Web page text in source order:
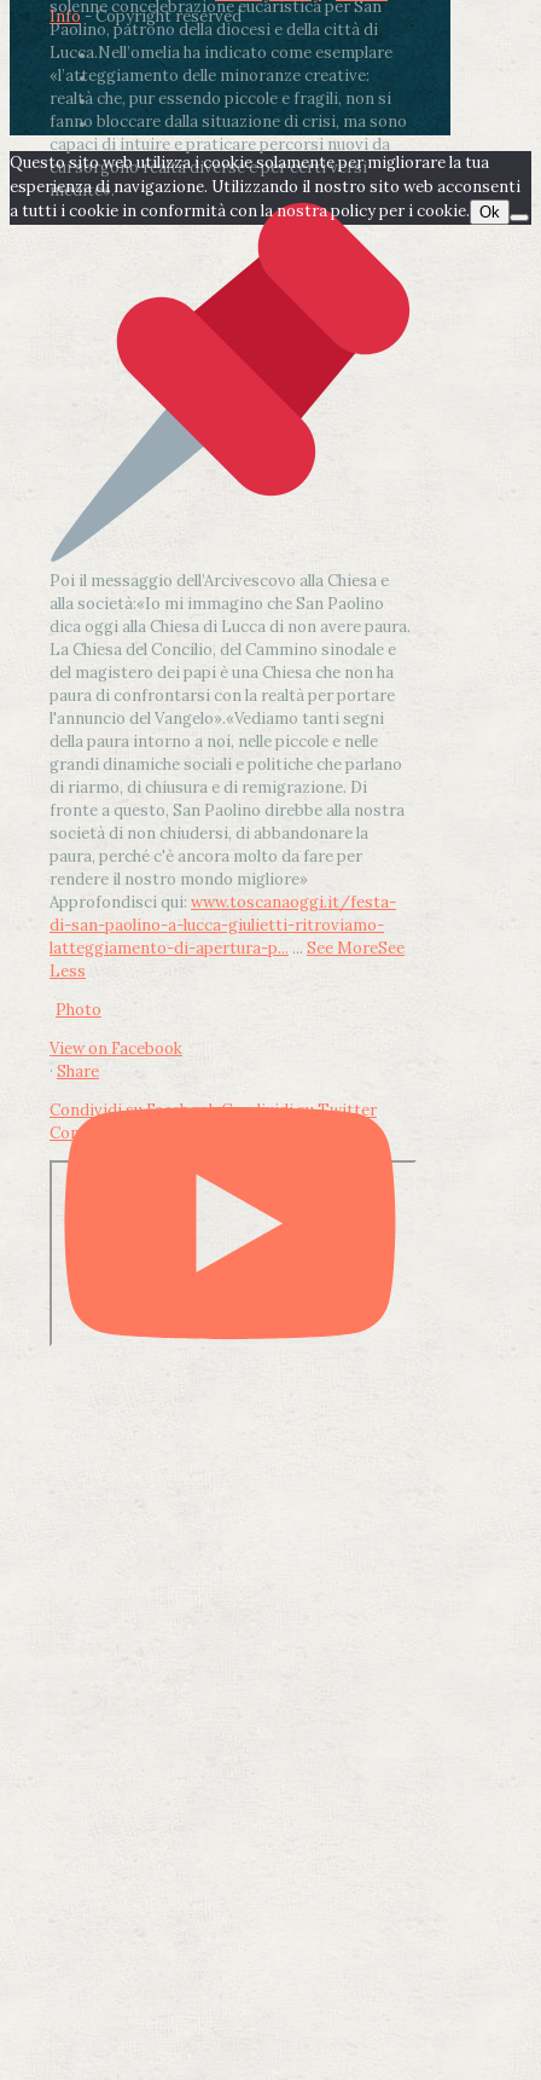
solenne concelebrazione eucaristica per San
Paolino, patrono della diocesi e della città di
Lucca.Nell’omelia ha indicato come esemplare
«l’atteggiamento delle minoranze creative:
realtà che, pur essendo piccole e fragili, non si
fanno bloccare dalla situazione di crisi, ma sono
capaci di intuire e praticare percorsi nuovi da
cui sorgono realtà diverse e per certi versi
inedite».
Poi il messaggio dell’Arcivescovo alla Chiesa e
alla società:«Io mi immagino che San Paolino
dica oggi alla Chiesa di Lucca di non avere paura.
La Chiesa del Concilio, del Cammino sinodale e
del magistero dei papi è una Chiesa che non ha
paura di confrontarsi con la realtà per portare
l'annuncio del Vangelo».«Vediamo tanti segni
della paura intorno a noi, nelle piccole e nelle
grandi dinamiche sociali e politiche che parlano
di riarmo, di chiusura e di remigrazione. Di
fronte a questo, San Paolino direbbe alla nostra
società di non chiudersi, di abbandonare la
paura, perché c'è ancora molto da fare per
rendere il nostro mondo migliore»
Approfondisci qui: www.toscanaoggi.it/festa-
di-san-paolino-a-lucca-giulietti-ritroviamo-
latteggiamento-di-apertura-p... ... See MoreSee
Less
Photo
View on Facebook
· Share
Condividi su FacebookCondividi su Twitter
Condividi su LinkedIn
Info- Copyright reserved
Questo sito web utilizza i cookie solamente per migliorare la tua
esperienza di navigazione. Utilizzando il nostro sito web acconsenti
a tutti i cookie in conformità con la nostra policy per i cookie. Ok